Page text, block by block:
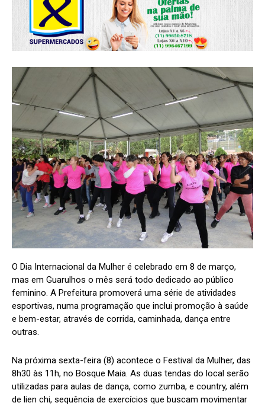
O Dia Internacional da Mulher é celebrado em 8 de março,
mas em Guarulhos o mês será todo dedicado ao público
feminino. A Prefeitura promoverá uma série de atividades
esportivas, numa programação que inclui promoção à saúde
e bem-estar, através de corrida, caminhada, dança entre
outras.
Na próxima sexta-feira (8) acontece o Festival da Mulher, das
8h30 às 11h, no Bosque Maia. As duas tendas do local serão
utilizadas para aulas de dança, como zumba, e country, além
de lien chi, sequência de exercícios que buscam movimentar